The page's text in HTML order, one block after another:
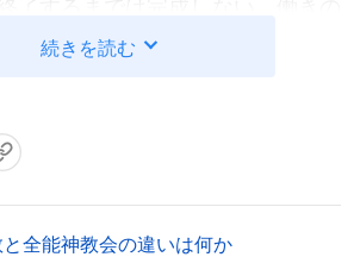
た言葉とすべての真理から、私た
なった時の働きなのか、すべては
くのは一人の神である。したがっ
続きを読む
全能神教会の違いは何か